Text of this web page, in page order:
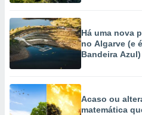
Há uma nova
no Algarve (e
Bandeira Azul)
Acaso ou
matemática